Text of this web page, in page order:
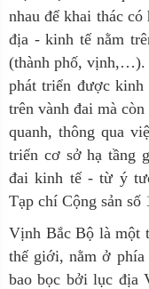
nhau để khai thác
địa - kinh tế nằm
(thành phố, vịnh,…).
phát triển được kinh
trên vành đai mà
quanh, thông qua
triển cơ sở hạ tầng
đai kinh tế - từ ý
Tạp chí Cộng sản số
Vịnh Bắc Bộ là một
thế giới, nằm ở
bao bọc bởi lục địa